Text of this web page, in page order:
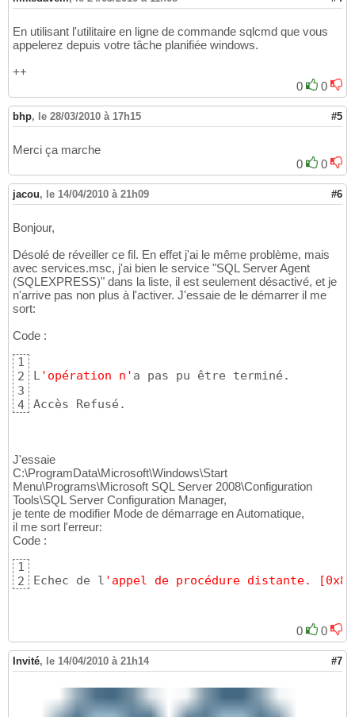
En utilisant l'utilitaire en ligne de commande sqlcmd que vous
appelerez depuis votre tâche planifiée windows.
++
0
0
bhp, le 28/03/2010 à 17h15 #5
Merci ça marche
0
0
jacou, le 14/04/2010 à 21h09 #6
Bonjour,
Désolé de réveiller ce fil. En effet j'ai le même problème, mais
avec services.msc, j'ai bien le service "SQL Server Agent
(SQLEXPRESS)" dans la liste, il est seulement désactivé, et je
n'arrive pas non plus à l'activer. J'essaie de le démarrer il me
sort:
Code :
1
2
3
4
L'opération n' a pas pu être terminé.
Accès Refusé.
J'essaie
C:\ProgramData\Microsoft\Windows\Start
Menu\Programs\Microsoft SQL Server 2008\Configuration
Tools\SQL Server Configuration Manager,
je tente de modifier Mode de démarrage en Automatique,
il me sort l'erreur:
Code :
1
2
Echec de l 'appel de procédure distante.
0 0
Invité, le 14/04/2010 à 21h14 #7